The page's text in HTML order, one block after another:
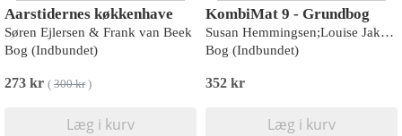
Aarstidernes køkkenhave
Søren Ejlersen & Frank van Beek
Bog (Indbundet)
273 kr ( 300 kr)
Læg i kurv
KombiMat 9 - Grundbog
Susan Hemmingsen;Louise Jakobsen;Karsten Hemmingsen;Rasmus Alø Andersen
Bog (Indbundet)
352 kr
Læg i kurv